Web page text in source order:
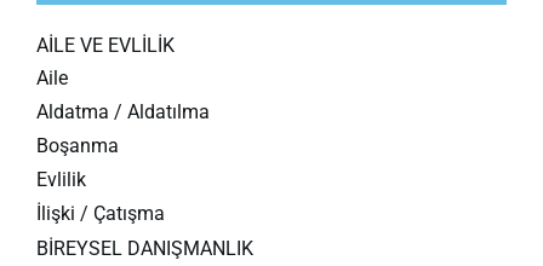
AİLE VE EVLİLİK
Aile
Aldatma / Aldatılma
Boşanma
Evlilik
İlişki / Çatışma
BİREYSEL DANIŞMANLIK